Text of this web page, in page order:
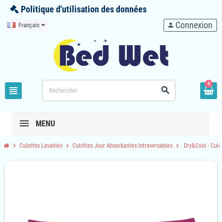
Politique d'utilisation des données
Français
view_headline search
person Connexion
0
MENU
chevron_right Culottes Lavables chevron_right Culottes Jour Absorbantes intraversables chevron_right Dry&Cool -